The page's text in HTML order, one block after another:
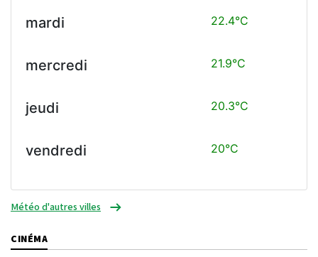
mardi 22.4°C
mercredi 21.9°C
jeudi 20.3°C
vendredi 20°C
Météo d'autres villes
CINÉMA